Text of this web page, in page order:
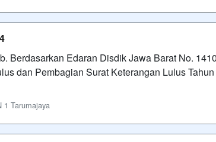
Berdasarkan Edaran Disdik Jawa Barat No.
dan Pembagian Surat Keterangan Lulus
1 Tarumajaya